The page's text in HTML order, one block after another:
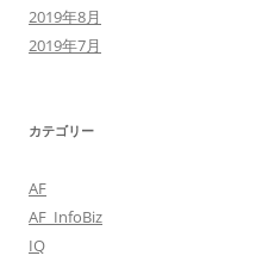
2019年8月
2019年7月
カテゴリー
AF
AF_InfoBiz
IQ